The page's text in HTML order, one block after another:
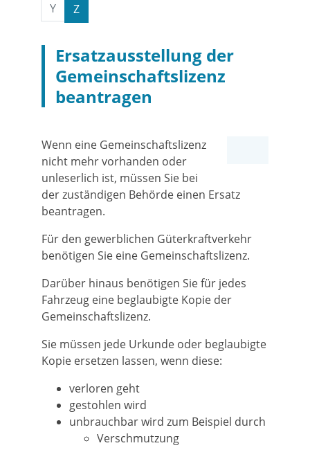
Y
Z
Ersatzausstellung der
Gemeinschaftslizenz
beantragen
Wenn eine Gemeinschaftslizenz
nicht mehr vorhanden oder
unleserlich ist, müssen Sie bei
der zuständigen Behörde einen Ersatz
beantragen.
Für den gewerblichen Güterkraftverkehr
benötigen Sie eine Gemeinschaftslizenz.
Darüber hinaus benötigen Sie für jedes
Fahrzeug eine beglaubigte Kopie der
Gemeinschaftslizenz.
Sie müssen jede Urkunde oder beglaubigte
Kopie ersetzen lassen, wenn diese:
verloren geht
gestohlen wird
unbrauchbar wird zum Beispiel durch
Verschmutzung